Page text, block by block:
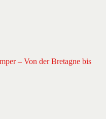
– Von der Bretagne bis